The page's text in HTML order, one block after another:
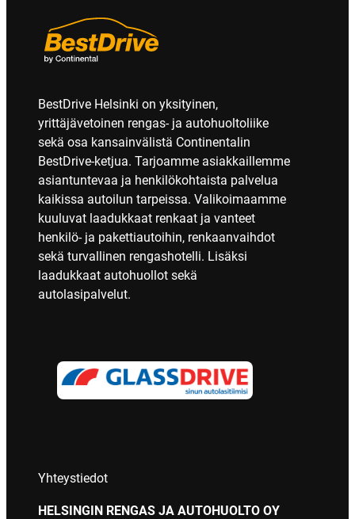
BestDrive Helsinki on yksityinen,
yrittäjävetoinen rengas- ja autohuoltoliike
sekä osa kansainvälistä Continentalin
BestDrive-ketjua. Tarjoamme asiakkaillemme
asiantuntevaa ja henkilökohtaista palvelua
kaikissa autoilun tarpeissa. Valikoimaamme
kuuluvat laadukkaat renkaat ja vanteet
henkilö- ja pakettiautoihin, renkaanvaihdot
sekä turvallinen rengashotelli. Lisäksi
laadukkaat autohuollot sekä
autolasipalvelut.
Yhteystiedot
HELSINGIN RENGAS JA AUTOHUOLTO OY